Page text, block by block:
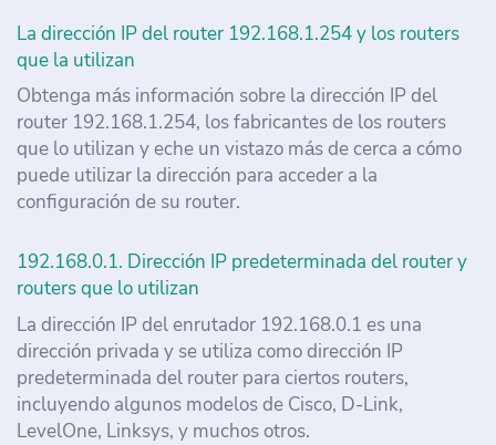
La dirección IP del router 192.168.1.254 y los routers
que la utilizan
Obtenga más información sobre la dirección IP del
router 192.168.1.254, los fabricantes de los routers
que lo utilizan y eche un vistazo más de cerca a cómo
puede utilizar la dirección para acceder a la
configuración de su router.
192.168.0.1. Dirección IP predeterminada del router y
routers que lo utilizan
La dirección IP del enrutador 192.168.0.1 es una
dirección privada y se utiliza como dirección IP
predeterminada del router para ciertos routers,
incluyendo algunos modelos de Cisco, D-Link,
LevelOne, Linksys, y muchos otros.